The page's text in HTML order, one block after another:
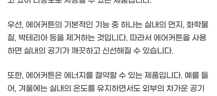
우선, 에어커튼의 기본적인 기능 중 하나는 실내의 먼지, 화학물
질, 박테리아 등을 제거하는 것입니다. 따라서 에어커튼을 사용
하면 실내의 공기가 깨끗하고 신선해질 수 있습니다.
또한, 에어커튼은 에너지를 절약할 수 있는 제품입니다. 예를 들
어, 겨울에는 실내의 온도를 유지하면서도 외부의 차가운 공기